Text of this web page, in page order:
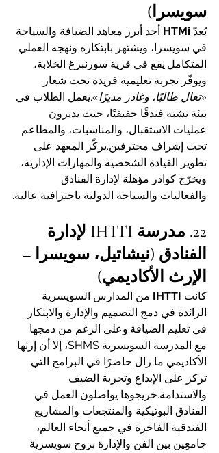
سويسرا)
يُعدّ HTMi أحد أبرز معاهد الضيافة والسياحة
في سويسرا، ويشتهر بابتكاره ونهجه العملي
المتكامل.يقع في قرية سورنبرغ الخلابة،
ويوفّر تجربة تعليمية فريدة تحت شعار
«تعال طالبًا، وغادر مديرًا».يعمل الطلاب في
بيئة تشبه فندقًا حقيقيًا، حيث يديرون
عمليات الاستقبال، والمناسبات، والمطاعم
تحت إشراف محترفين.يركّز المعهد على
تطوير القيادة الشخصية والمهارات الإدارية،
ويخرّج كوادر مؤهلة لإدارة الفنادق
والفعاليات والسياحة الدولية باحترافية عالية.
22. مدرسة IHTTI لإدارة
الفنادق (نيشاتيل، سويسرا –
الإرث الأكاديمي)
كانت IHTTI من المدارس السويسرية
الرائدة في دمج التصميم والإدارة والابتكار
في تعليم الضيافة.وعلى الرغم من دمجها
مع المدرسة السويسرية SHMS، إلا أن إرثها
الأكاديمي ما زال حاضرًا في البرامج التي
تركز على الإبداع وتجربة الضيف
والاستدامة.خريجوها يواصلون العمل في
الفنادق البوتيكية والمنتجعات والمشاريع
الفندقية الفاخرة في جميع أنحاء العالم،
جامعِين بين الفن والإدارة بروح سويسرية